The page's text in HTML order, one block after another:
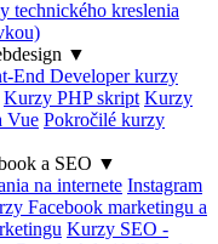
technického kreslenia
▼
End Developer kurzy
Kurzy PHP skript Kurzy
Vue Pokročilé kurzy
a SEO ▼
na internete Instagram
Facebook marketingu a
Kurzy SEO -